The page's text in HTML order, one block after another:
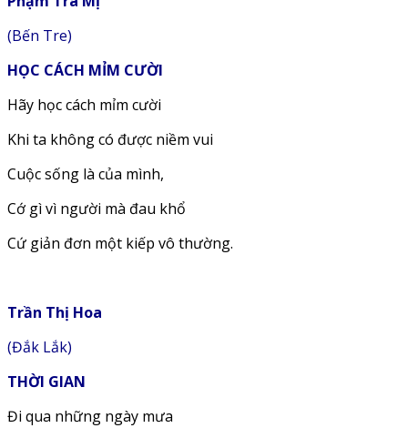
(Bến Tre)
HỌC CÁCH MỈM CƯỜI
Hãy học cách mỉm cười
Khi ta không có được niềm vui
Cuộc sống là của mình,
Cớ gì vì người mà đau khổ
Cứ giản đơn một kiếp vô thường.
Trần Thị Hoa
(Đắk Lắk)
THỜI GIAN
Đi qua những ngày mưa